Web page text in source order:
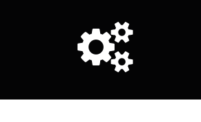
Doneren als persoon
Doneren als bedrijf